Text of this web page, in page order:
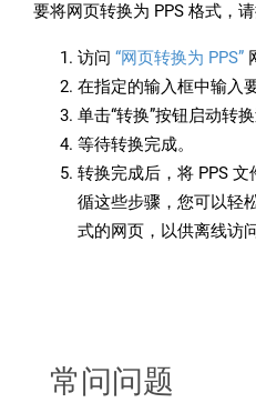
要将网页转换为 PPS 格式，
访问 “网页转换为 PPS”
在指定的输入框中输入
单击“转换”按钮启动转换
等待转换完成。
转换完成后，将 PPS
循这些步骤，您可以轻
式的网页，以供离线访
常问问题